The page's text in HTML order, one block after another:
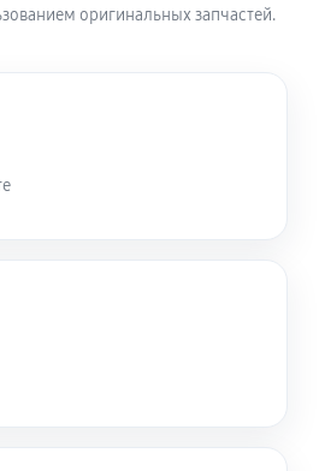
оригинальных запчастей.